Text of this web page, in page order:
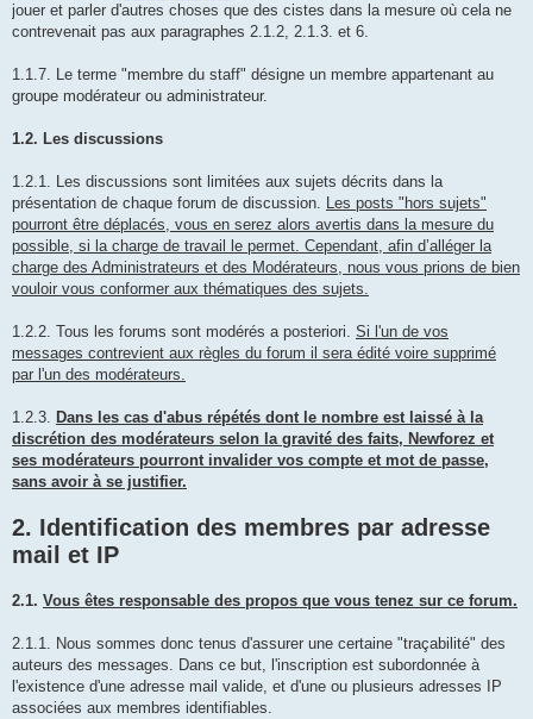
jouer et parler d'autres choses que des cistes dans la mesure où cela ne
contrevenait pas aux paragraphes 2.1.2, 2.1.3. et 6.
1.1.7. Le terme "membre du staff" désigne un membre appartenant au
groupe modérateur ou administrateur.
1.2. Les discussions
1.2.1. Les discussions sont limitées aux sujets décrits dans la
présentation de chaque forum de discussion. Les posts "hors sujets"
pourront être déplacés, vous en serez alors avertis dans la mesure du
possible, si la charge de travail le permet. Cependant, afin d’alléger la
charge des Administrateurs et des Modérateurs, nous vous prions de bien
vouloir vous conformer aux thématiques des sujets.
1.2.2. Tous les forums sont modérés a posteriori. Si l'un de vos
messages contrevient aux règles du forum il sera édité voire supprimé
par l'un des modérateurs.
1.2.3. Dans les cas d'abus répétés dont le nombre est laissé à la
discrétion des modérateurs selon la gravité des faits, Newforez et
ses modérateurs pourront invalider vos compte et mot de passe,
sans avoir à se justifier.
2. Identification des membres par adresse
mail et IP
2.1. Vous êtes responsable des propos que vous tenez sur ce forum.
2.1.1. Nous sommes donc tenus d'assurer une certaine "traçabilité" des
auteurs des messages. Dans ce but, l'inscription est subordonnée à
l'existence d'une adresse mail valide, et d'une ou plusieurs adresses IP
associées aux membres identifiables.